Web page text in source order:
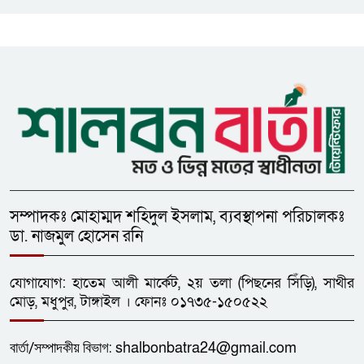
খসড়া চূড়ান্তে আরও এক দফা
সম্পাদকঃ মোহাম্মদ শহিদুল ইসলাম, ব্যবস্থাপনা পরিচালকঃ
ডা. নাজমুল হোসেন রনি
যোগাযোগ: হাতেম আলী মার্কেট, ২য় তলা (পিছনের সিঁড়ি), সাথীর
মোড়, মধুপুর, টাঙ্গাইল । ফোনঃ ০১৭৩৫-১৫০৫২২
বার্তা/সম্পাদকীয়বিভাগ: shalbonbatra24@gmail.com